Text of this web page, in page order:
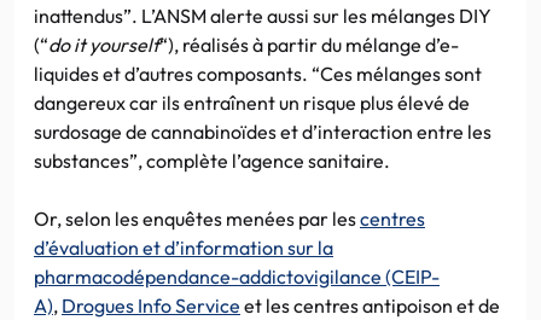
inattendus”. L’ANSM alerte aussi sur les mélanges DIY
(“do it yourself“), réalisés à partir du mélange d’e-
liquides et d’autres composants. “Ces mélanges sont
dangereux car ils entraînent un risque plus élevé de
surdosage de cannabinoïdes et d’interaction entre les
substances”, complète l’agence sanitaire.
Or, selon les enquêtes menées par lescentres
d’évaluation et d’information sur la
pharmacodépendance-addictovigilance (CEIP-
A), Drogues Info Service et les centres antipoison et de